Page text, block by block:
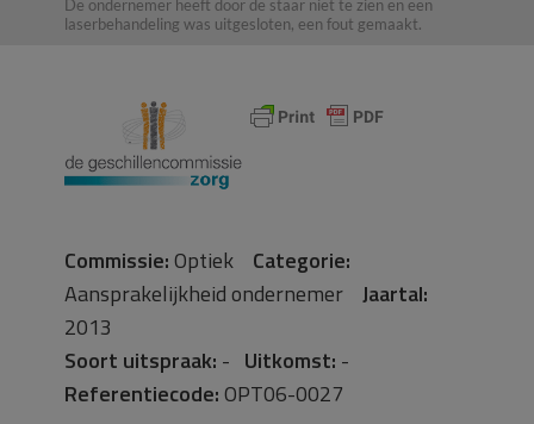
De ondernemer heeft door de staar niet te zien en een
laserbehandeling was uitgesloten, een fout gemaakt.
Commissie:Optiek Categorie:
Aansprakelijkheid ondernemer Jaartal:
2013
Soort uitspraak: - Uitkomst: -
Referentiecode:OPT06-0027